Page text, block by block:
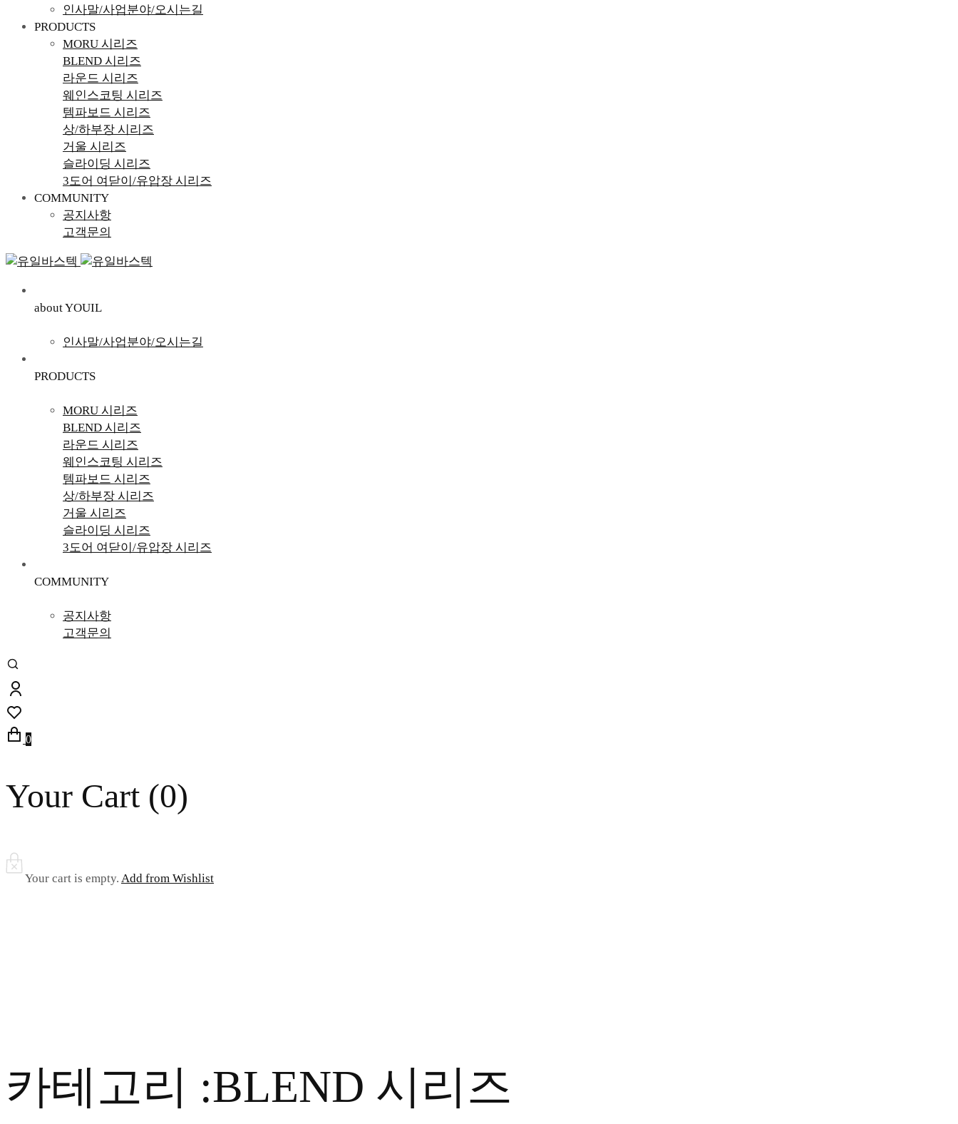
인사말/사업분야/오시는길
PRODUCTS
MORU 시리즈
BLEND 시리즈
라운드 시리즈
웨인스코팅 시리즈
템파보드 시리즈
상/하부장 시리즈
거울 시리즈
슬라이딩 시리즈
3도어 여닫이/유압장 시리즈
COMMUNITY
공지사항
고객문의
about YOUIL
인사말/사업분야/오시는길
PRODUCTS
MORU 시리즈
BLEND 시리즈
라운드 시리즈
웨인스코팅 시리즈
템파보드 시리즈
상/하부장 시리즈
거울 시리즈
슬라이딩 시리즈
3도어 여닫이/유압장 시리즈
COMMUNITY
공지사항
고객문의
0
Your Cart (0)
Your cart is empty. Add from Wishlist
카테고리 :BLEND 시리즈